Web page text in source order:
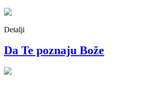
Detalji
Da Te poznaju Bože